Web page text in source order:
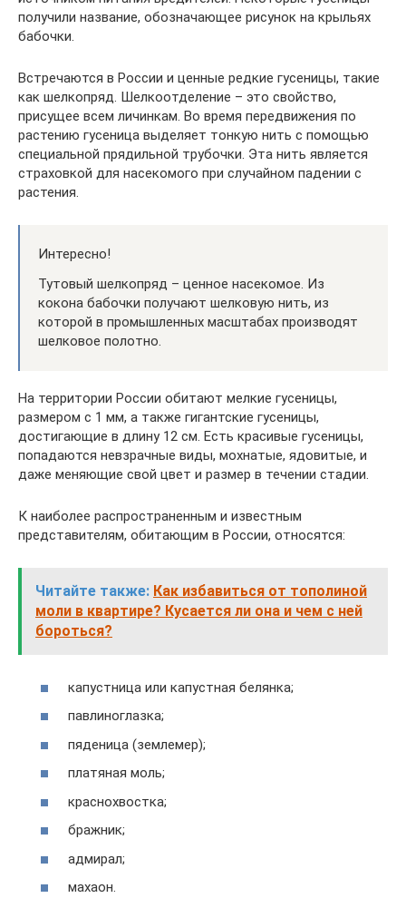
получили название, обозначающее рисунок на крыльях
бабочки.
Встречаются в России и ценные редкие гусеницы, такие
как шелкопряд. Шелкоотделение – это свойство,
присущее всем личинкам. Во время передвижения по
растению гусеница выделяет тонкую нить с помощью
специальной прядильной трубочки. Эта нить является
страховкой для насекомого при случайном падении с
растения.
Интересно!
Тутовый шелкопряд – ценное насекомое. Из
кокона бабочки получают шелковую нить, из
которой в промышленных масштабах производят
шелковое полотно.
На территории России обитают мелкие гусеницы,
размером с 1 мм, а также гигантские гусеницы,
достигающие в длину 12 см. Есть красивые гусеницы,
попадаются невзрачные виды, мохнатые, ядовитые, и
даже меняющие свой цвет и размер в течении стадии.
К наиболее распространенным и известным
представителям, обитающим в России, относятся:
Читайте также: Как избавиться от тополиной
моли в квартире? Кусается ли она и чем с ней
бороться?
капустница или капустная белянка;
павлиноглазка;
пяденица (землемер);
платяная моль;
краснохвостка;
бражник;
адмирал;
махаон.